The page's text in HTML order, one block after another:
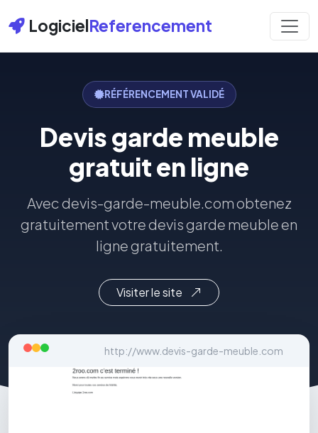
LogicielReferencement
RÉFÉRENCEMENT VALIDÉ
Devis garde meuble
gratuit en ligne
Avec devis-garde-meuble.com obtenez
gratuitement votre devis garde meuble en
ligne gratuitement.
Visiter le site
http://www.devis-garde-meuble.com